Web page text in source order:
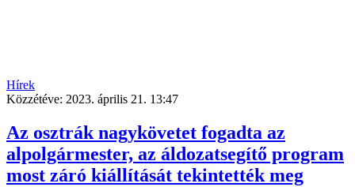
Hírek
Közzétéve: 2023. április 21. 13:47
Az osztrák nagykövetet fogadta az
alpolgármester, az áldozatsegítő program
most záró kiállítását tekintették meg